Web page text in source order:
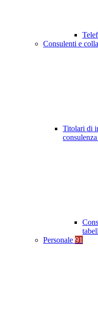
Consulenti e
Titolari di
consulenza
Personale 91